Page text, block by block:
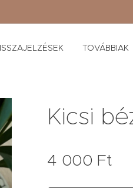
TOVÁBBIAK
Kicsi
4 000 Ft